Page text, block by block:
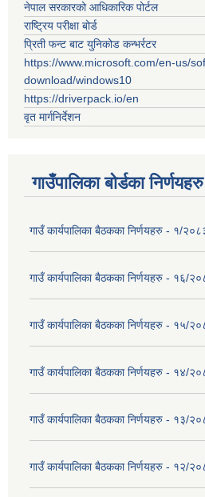
नेपाल सरकारको आधिकारिक पोर्टल
राष्ट्रिय परीक्षा बोर्ड
प्रिती फन्ट बाट युनिकोड कन्भर्रटर
https://www.microsoft.com/en-us/
download/windows10
https://driverpack.io/en
वृत मार्गनिर्देशन
गाउँपालिका बोर्डका निर्णयहरु
गाउँ कार्यपालिका बैठकका निर्णयहरु - १/
गाउँ कार्यपालिका बैठकका निर्णयहरु - १६/
गाउँ कार्यपालिका बैठकका निर्णयहरु - १५/
गाउँ कार्यपालिका बैठकका निर्णयहरु - १४/
गाउँ कार्यपालिका बैठकका निर्णयहरु - १३/
गाउँ कार्यपालिका बैठकका निर्णयहरु - १२/